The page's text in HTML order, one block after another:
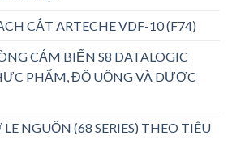
CẮT ARTECHE VDF-10 (F74)
CẢM BIẾN S8 DATALOGIC
PHẨM, ĐỒ UỐNG VÀ DƯỢC
NGUỒN (68 SERIES) THEO TIÊU